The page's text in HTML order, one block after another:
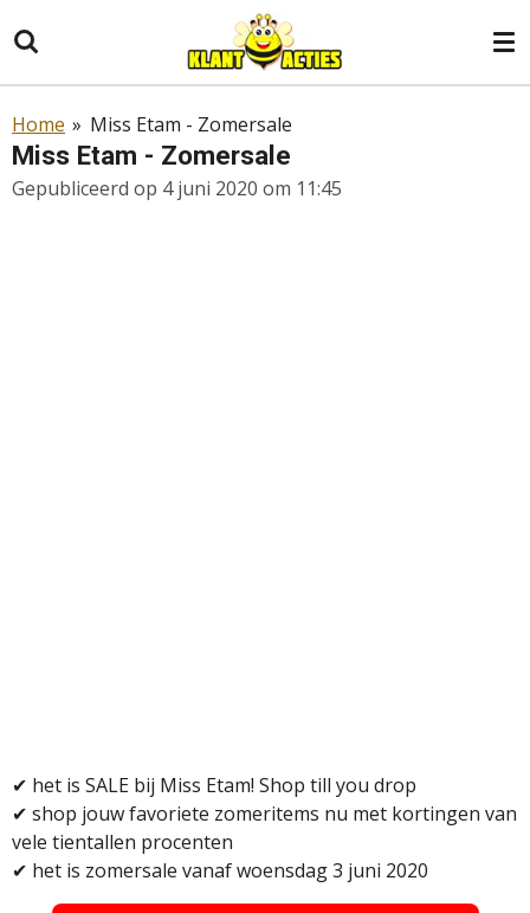
direct
naar
hoofdinhoud
Home » Miss Etam - Zomersale
Miss Etam - Zomersale
Gepubliceerd op 4 juni 2020 om 11:45
✔ het is SALE bij Miss Etam! Shop till you drop
✔ shop jouw favoriete zomeritems nu met kortingen van
vele tientallen procenten
✔ het is zomersale vanaf woensdag 3 juni 2020